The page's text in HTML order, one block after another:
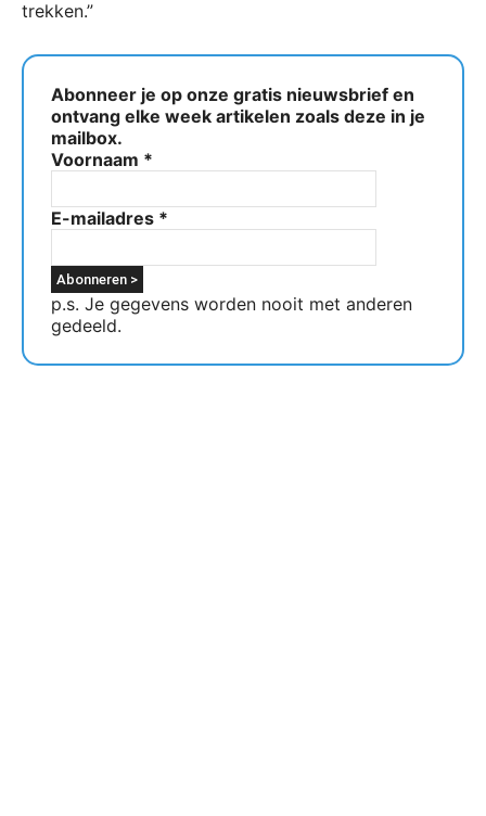
trekken.”
Abonneer je op onze gratis nieuwsbrief en
ontvang elke week artikelen zoals deze in je
mailbox.
Voornaam *
E-mailadres *
p.s. Je gegevens worden nooit met anderen
gedeeld.